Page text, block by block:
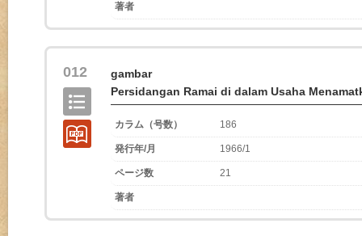
著者
012
gambar
Persidangan Ramai di dalam Usaha
カラム（号数） 186
発行年/月 1966/1
ページ数 21
著者